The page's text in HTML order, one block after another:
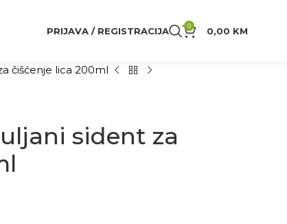
PRIJAVA / REGISTRACIJA 0 0,00 KM
čišćenje lica 200ml
sident za